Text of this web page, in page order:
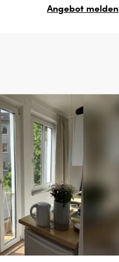
Angebot melden